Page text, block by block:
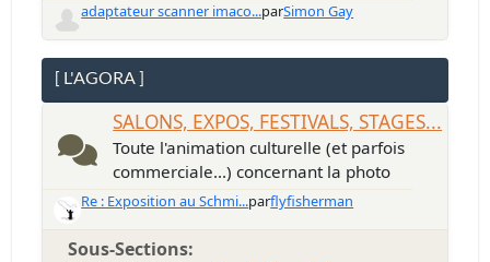
adaptateur scanner imaco...parSimon Gay
[ L'AGORA ]
SALONS, EXPOS, FESTIVALS, STAGES...
Toute l'animation culturelle (et parfois
commerciale...) concernant la photo
Re : Exposition au Schmi...parflyfisherman
Sous-Sections